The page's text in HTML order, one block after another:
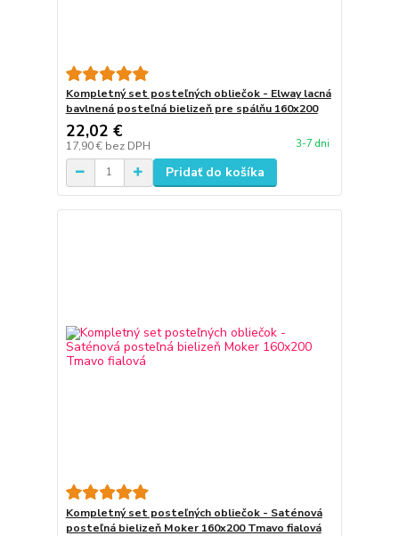
Kompletný set posteľných obliečok - Elway lacná
bavlnená posteľná bielizeň pre spálňu 160x200
22,02 €
17,90 € bez DPH 3-7 dni
Pridať do košíka
Kompletný set posteľných obliečok - Saténová
posteľná bielizeň Moker 160x200 Tmavo fialová